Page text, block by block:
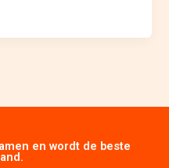
en wordt de beste